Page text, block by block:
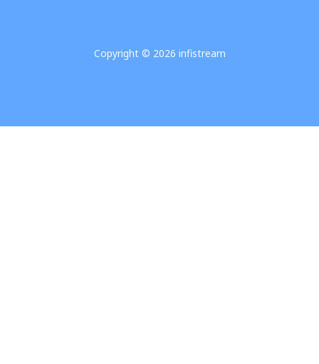
Copyright © 2026 infistream